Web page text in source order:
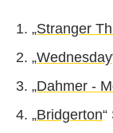
„Stranger
„Wednesday
„Dahmer -
„Bridgerton“